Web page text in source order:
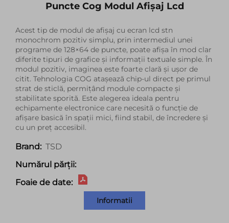
Puncte Cog Modul Afișaj Lcd
Acest tip de modul de afișaj cu ecran lcd stn
monochrom pozitiv simplu, prin intermediul unei
programe de 128×64 de puncte, poate afișa în mod clar
diferite tipuri de grafice și informații textuale simple. În
modul pozitiv, imaginea este foarte clară și ușor de
citit. Tehnologia COG atașează chip-ul direct pe primul
strat de sticlă, permițând module compacte și
stabilitate sporită. Este alegerea ideala pentru
echipamente electronice care necesită o funcție de
afișare basică în spații mici, fiind stabil, de încredere și
cu un preț accesibil.
Brand: TSD
Numărul părții:
Foaie de date:
Informatii